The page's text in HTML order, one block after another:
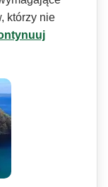
którzy nie